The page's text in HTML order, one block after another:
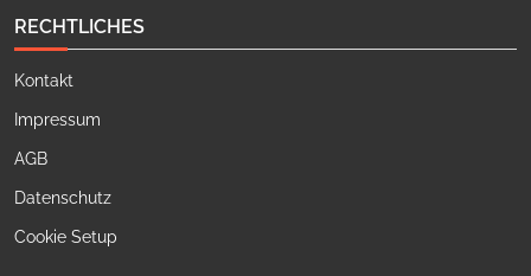
RECHTLICHES
Kontakt
Impressum
AGB
Datenschutz
Cookie Setup